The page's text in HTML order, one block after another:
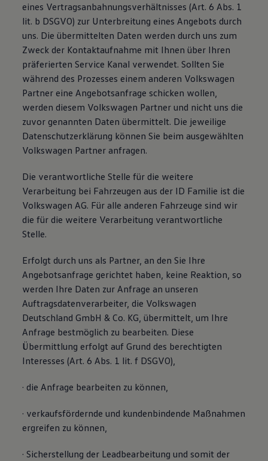
eines Vertragsanbahnungsverhältnisses (Art. 6 Abs. 1
lit. b DSGVO) zur Unterbreitung eines Angebots durch
uns. Die übermittelten Daten werden durch uns zum
Zweck der Kontaktaufnahme mit Ihnen über Ihren
präferierten Service Kanal verwendet. Sollten Sie
während des Prozesses einem anderen Volkswagen
Partner eine Angebotsanfrage schicken wollen,
werden diesem Volkswagen Partner und nicht uns die
zuvor genannten Daten übermittelt. Die jeweilige
Datenschutzerklärung können Sie beim ausgewählten
Volkswagen Partner anfragen.
Die verantwortliche Stelle für die weitere
Verarbeitung bei Fahrzeugen aus der ID Familie ist die
Volkswagen AG. Für alle anderen Fahrzeuge sind wir
die für die weitere Verarbeitung verantwortliche
Stelle.
Erfolgt durch uns als Partner, an den Sie Ihre
Angebotsanfrage gerichtet haben, keine Reaktion, so
werden Ihre Daten zur Anfrage an unseren
Auftragsdatenverarbeiter, die Volkswagen
Deutschland GmbH & Co. KG, übermittelt, um Ihre
Anfrage bestmöglich zu bearbeiten. Diese
Übermittlung erfolgt auf Grund des berechtigten
Interesses (Art. 6 Abs. 1 lit. f DSGVO),
· die Anfrage bearbeiten zu können,
· verkaufsfördernde und kundenbindende Maßnahmen
ergreifen zu können,
· Sicherstellung der Leadbearbeitung und somit der